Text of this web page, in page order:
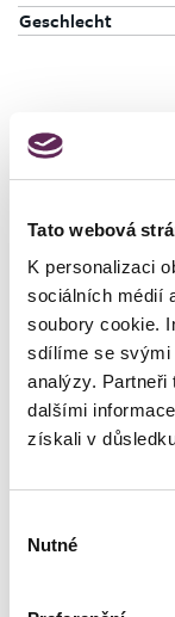
Tato webová
K personalizaci
sociálních médií
soubory cookie.
sdílíme se svými
analýzy. Partneři
dalšími
získali v
souhlasu
Nutné
Geschlecht
Der
Prim.
Art der